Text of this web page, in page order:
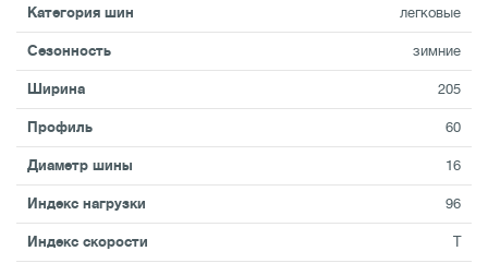
Категория шин легковые
Сезонность зимние
Ширина 205
Профиль 60
Диаметр шины 16
Индекс нагрузки 96
Индекс скорости T